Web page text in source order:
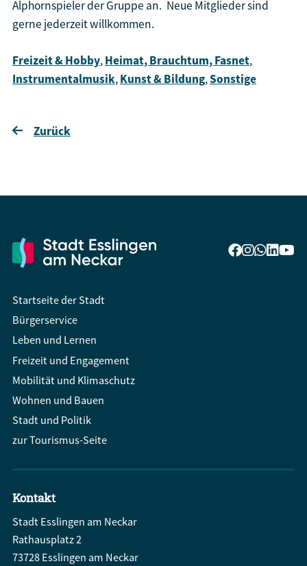
Alphornspieler der Gruppe an. Neue Mitglieder sind
gerne jederzeit willkommen.
Freizeit & Hobby,Heimat, Brauchtum, Fasnet,
Instrumentalmusik,Kunst & Bildung,Sonstige
Zurück
Startseite der Stadt
Bürgerservice
Leben und Lernen
Freizeit und Engagement
Mobilität und Klimaschutz
Wohnen und Bauen
Stadt und Politik
zur Tourismus-Seite
Kontakt
Stadt Esslingen am Neckar
Rathausplatz 2
73728 Esslingen am Neckar